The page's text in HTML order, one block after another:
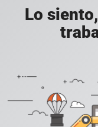
Lo